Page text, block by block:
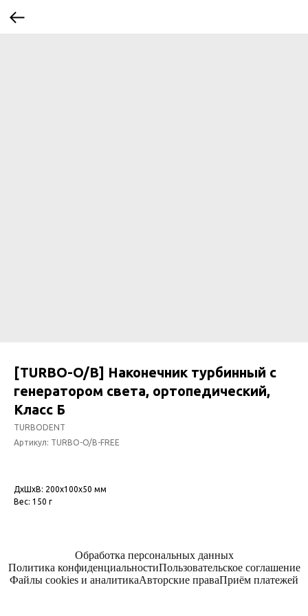
[TURBO-O/B] Наконечник турбинный с
генератором света, ортопедический,
Класс Б
TURBODENT
Артикул: TURBO-O/B-FREE
ДxШxВ: 200x100x50 мм
Вес: 150 г
Обработка персональных данных
Политика конфиденциальностиПользовательское соглашение
Файлы cookies и аналитикаАвторские праваПриём платежей